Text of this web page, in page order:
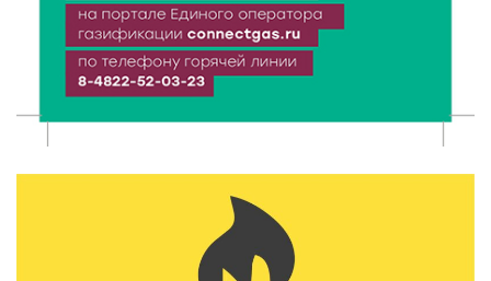
6 Авг 2026 16:08 519
Виталий Королев наградил строителей и
анонсировал новые проекты
6 Авг 2026 16:02 232
Калининские футболисты представят Тверскую
область на всероссийском марафоне «Земля